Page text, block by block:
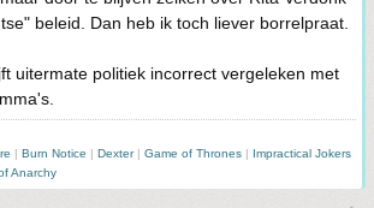
beleid. Dan heb ik toch liever borrelpraat.
uitermate politiek incorrect vergeleken met
Burn Notice Dexter| Game of Thrones
Impractical Jokers
Anarchy